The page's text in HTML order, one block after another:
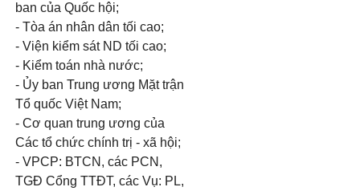
ban của Quốc hội;
- Tòa án nhân dân tối cao;
- Viện kiểm sát ND tối cao;
- Kiểm toán nhà nước;
- Ủy ban Trung ương Mặt trận
Tổ quốc Việt Nam;
- Cơ quan trung ương của
Các tổ chức chính trị - xã hội;
- VPCP: BTCN, các PCN,
TGĐ Cổng TTĐT, các Vụ: PL,